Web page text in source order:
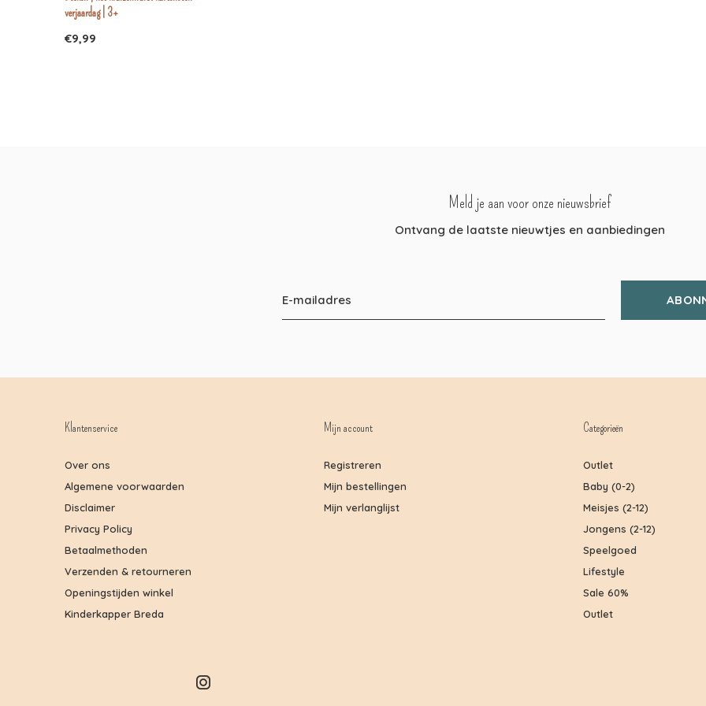
verjaardag | 3+
€9,99
Meld je aan voor onze nieuwsbrief
Ontvang de laatste nieuwtjes en aanbiedingen
Klantenservice
Over ons
Algemene voorwaarden
Disclaimer
Privacy Policy
Betaalmethoden
Verzenden & retourneren
Openingstijden winkel
Kinderkapper Breda
Mijn account
Registreren
Mijn bestellingen
Mijn verlanglijst
Categorieën
Outlet
Baby (0-2)
Meisjes (2-12)
Jongens (2-12)
Speelgoed
Lifestyle
Sale 60%
Outlet